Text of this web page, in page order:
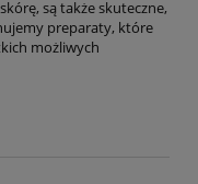
są także skuteczne,
preparaty, które
możliwych